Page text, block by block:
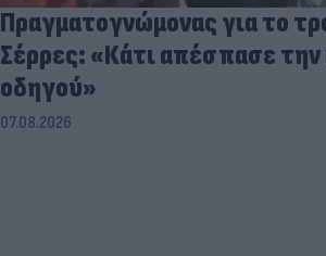
Πραγματογνώμονας για το
Σέρρες: «Κάτι απέσπασε
οδηγού»
07.08.2026